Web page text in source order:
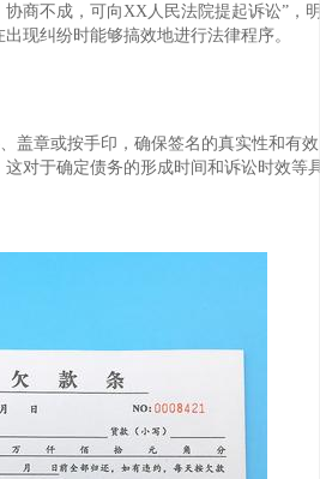
商不成，可向XX人民法院提起诉讼”，
现纠纷时能够搞效地进行法律程序。
盖章或按手印，确保签名的真实性和有效
对于确定债务的形成时间和诉讼时效等